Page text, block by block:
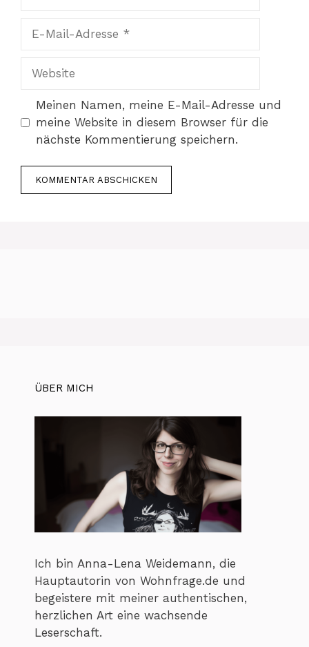
Mail-
Meinen Namen, meine E-Mail-Adresse und
meine Website in diesem Browser für die
nächste Kommentierung speichern.
ÜBER MICH
Ich bin Anna-Lena Weidemann, die
Hauptautorin von Wohnfrage.de und
begeistere mit meiner authentischen,
herzlichen Art eine wachsende
Leserschaft.